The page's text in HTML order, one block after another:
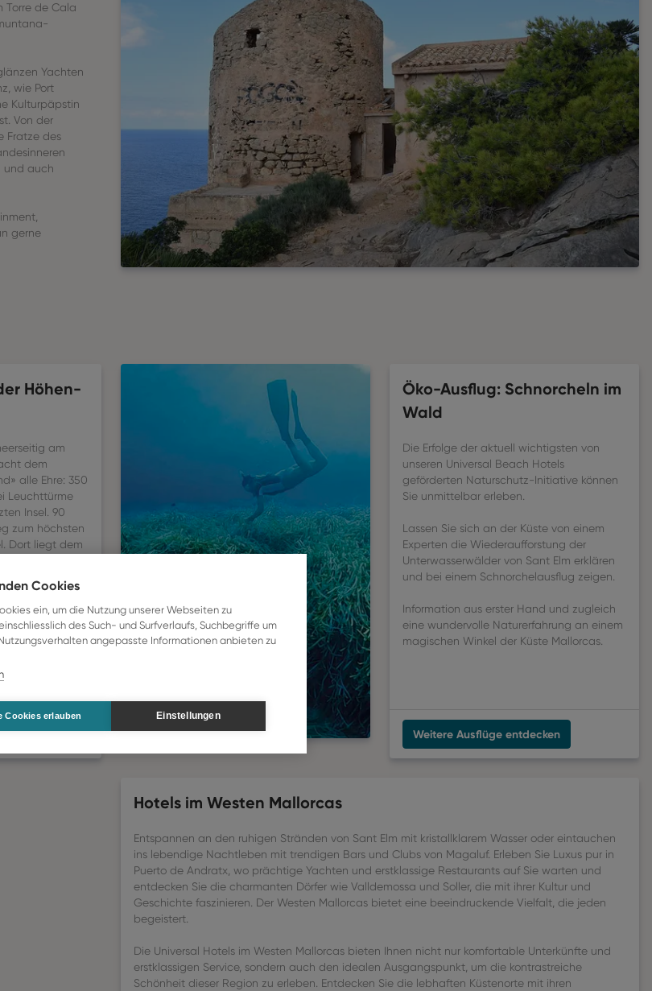
Torre de Cala
Yachten
wie Port
Kulturpäpstin
Von der
Fratze des
und auch
gerne
Höhen-
am
dem
alle Ehre: 350
Leuchttürme
Insel. 90
zum höchsten
Dort liegt dem
Westfassade
Steilküste, das
das
von Port
Elm.
ist
wieder.
besten per
malerischen
Öko-Ausflug: Schnorcheln im
Wald
Die Erfolge der aktuell wichtigsten von
unseren Universal Beach Hotels
geförderten Naturschutz-Initiative können
Sie unmittelbar erleben.
Lassen Sie sich an der Küste von einem
Experten die Wiederaufforstung der
Unterwasserwälder von Sant Elm erklären
und bei einem Schnorchelausflug zeigen.
Information aus erster Hand und zugleich
eine wundervolle Naturerfahrung an einem
magischen Winkel der Küste Mallorcas.
Weitere Ausflüge entdecken
Hotels im Westen Mallorcas
Entspannen an den ruhigen Stränden von Sant Elm mit kristallklarem Wasser oder eintauchen
ins lebendige Nachtleben mit trendigen Bars und Clubs von Magaluf. Erleben Sie Luxus pur in
Puerto de Andratx, wo prächtige Yachten und erstklassige Restaurants auf Sie warten und
entdecken Sie die charmanten Dörfer wie Valldemossa und Soller, die mit ihrer Kultur und
Geschichte faszinieren. Der Westen Mallorcas bietet eine beeindruckende Vielfalt, die jeden
begeistert.
Die Universal Hotels im Westen Mallorcas bieten Ihnen nicht nur komfortable Unterkünfte und
erstklassigen Service, sondern auch den idealen Ausgangspunkt, um die kontrastreiche
Schönheit dieser Region zu erleben. Entdecken Sie die lebhaften Küstenorte mit ihren
Cookies
ein, um die Nutzung unserer Webseiten zu
des Such- und Surfverlaufs, Suchbegriffe um
angepasste Informationen anbieten zu
Cookies erlauben Einstellungen